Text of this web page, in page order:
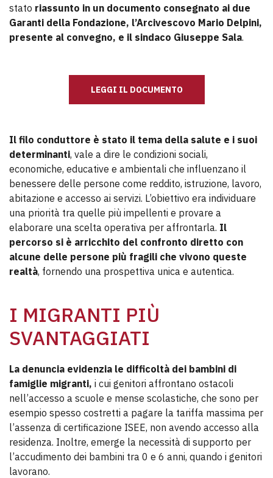
stato riassunto in un documento consegnato ai due
Garanti della Fondazione, l’Arcivescovo Mario Delpini,
presente al convegno, e il sindaco Giuseppe Sala.
LEGGI IL DOCUMENTO
Il filo conduttore è stato il tema della salute e i suoi
determinanti, vale a dire le condizioni sociali,
economiche, educative e ambientali che influenzano il
benessere delle persone come reddito, istruzione, lavoro,
abitazione e accesso ai servizi. L’obiettivo era individuare
una priorità tra quelle più impellenti e provare a
elaborare una scelta operativa per affrontarla. Il
percorso si è arricchito del confronto diretto con
alcune delle persone più fragili che vivono queste
realtà, fornendo una prospettiva unica e autentica.
I MIGRANTI PIÙ
SVANTAGGIATI
La denuncia evidenzia le difficoltà dei bambini di
famiglie migranti, i cui genitori affrontano ostacoli
nell’accesso a scuole e mense scolastiche, che sono per
esempio spesso costretti a pagare la tariffa massima per
l’assenza di certificazione ISEE, non avendo accesso alla
residenza. Inoltre, emerge la necessità di supporto per
l’accudimento dei bambini tra 0 e 6 anni, quando i genitori
lavorano.